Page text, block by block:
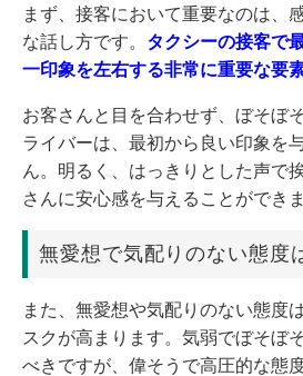
まず、接客において重要なのは、
な話し方です。 タクシーの接客で
一印象を左右する非常に重要な要
お客さんと目を合わせず、ぼそぼ
ライバーは、最初から良い印象を
ん。明るく、はっきりとした声で
さんに安心感を与えることができま
無愛想で気配りのない態度
また、無愛想や気配りのない態度
スクが高まります。気弱でぼそぼ
べきですが、偉そうで高圧的な態